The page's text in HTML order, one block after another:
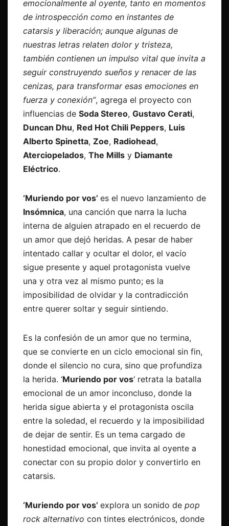
emocionalmente al oyente, tanto en momentos
de introspección como en instantes de
catarsis y liberación; aunque algunas de
nuestras letras relaten dolor y tristeza,
también contienen un impulso vital que invita a
seguir construyendo sueños y renacer de las
cenizas, para transformar esas emociones en
fuerza y conexión”, agrega el proyecto con
influencias de Soda Stereo, Gustavo Cerati,
Duncan Dhu, Red Hot Chili Peppers, Luis
Alberto Spinetta, Zoe, Radiohead,
Aterciopelados, The Mills y Diamante
Eléctrico.
‘Muriendo por vos’ es el nuevo lanzamiento de
Insómnica, una canción que narra la lucha
interna de alguien atrapado en el recuerdo de
un amor que dejó heridas. A pesar de haber
intentado callar y ocultar el dolor, el vacío
sigue presente y aquel protagonista vuelve
una y otra vez al mismo punto; es la
imposibilidad de olvidar y la contradicción
entre querer soltar y seguir sintiendo.
Es la confesión de un amor que no termina,
que se convierte en un ciclo emocional sin fin,
donde el silencio no cura, sino que profundiza
la herida. ‘Muriendo por vos‘ retrata la batalla
emocional de un amor inconcluso, donde la
herida sigue abierta y el protagonista oscila
entre la soledad, el recuerdo y la imposibilidad
de dejar de sentir. Es un tema cargado de
honestidad emocional, que invita al oyente a
conectar con su propio dolor y convertirlo en
catarsis.
‘Muriendo por vos’ explora un sonido de pop
rock alternativo con tintes electrónicos, donde